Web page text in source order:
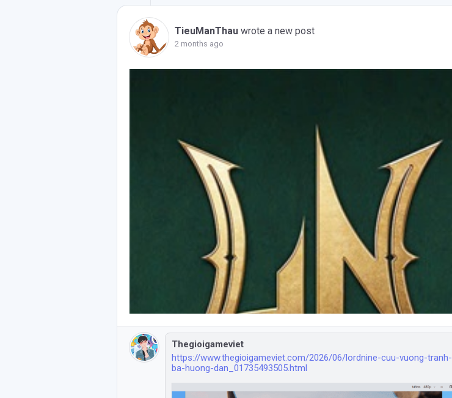
TieuManThau wrote a new post
2 months ago
Thegioigameviet
https://www.thegioigameviet.com/2026/06/lordnine-cuu-vuong-tranh-
ba-huong-dan_01735493505.html